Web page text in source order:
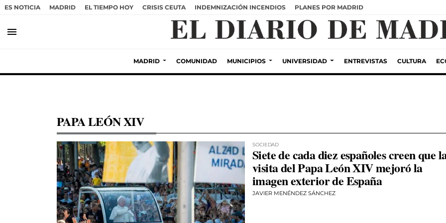
ES NOTICIA MADRID EL TIEMPO HOY CRISIS CEUTA INDEMNIZACIÓN INCENDIOS PLANES POR MADRID
menu
MADRID COMUNIDAD MUNICIPIOS UNIVERSIDAD ENTREVISTAS CULTURA
PAPA LEÓN XIV
SOCIEDAD
Siete de cada diez españoles creen que
visita del Papa León XIV mejoró la
imagen exterior de España
JAVIER MENÉNDEZ SÁNCHEZ